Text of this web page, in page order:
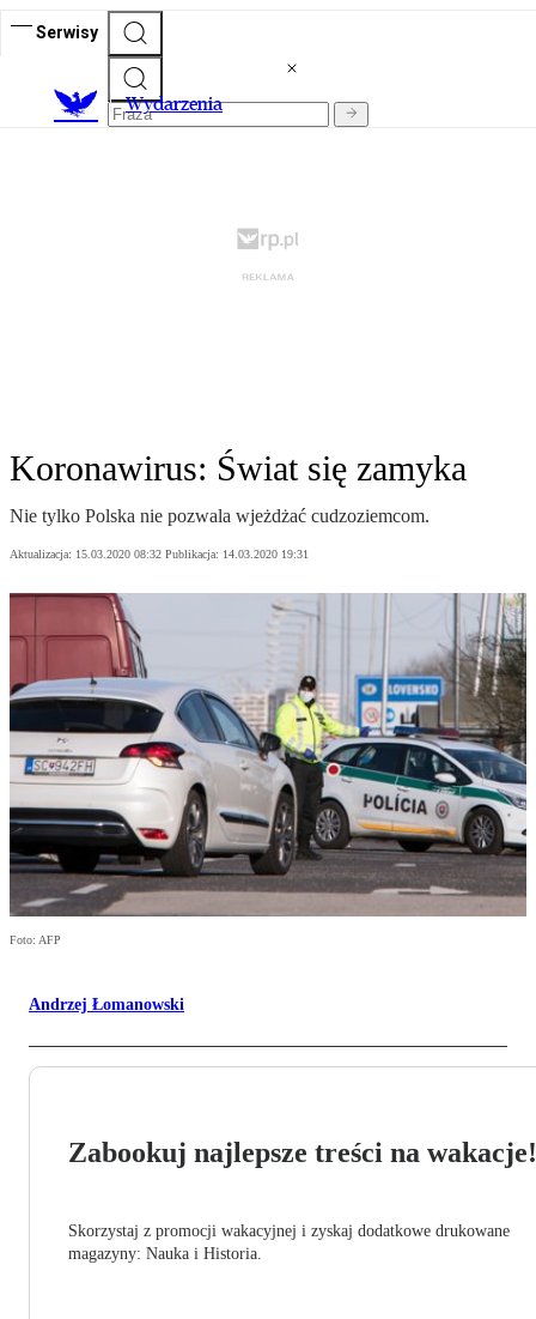
Serwisy
Wydarzenia
Koronawirus: Świat się zamyka
Nie tylko Polska nie pozwala wjeżdżać cudzoziemcom.
Aktualizacja: 15.03.2020 08:32 Publikacja: 14.03.2020 19:31
Foto: AFP
Andrzej Łomanowski
Zabookuj najlepsze treści na wakacje!
Skorzystaj z promocji wakacyjnej i zyskaj dodatkowe drukowane
magazyny: Nauka i Historia.